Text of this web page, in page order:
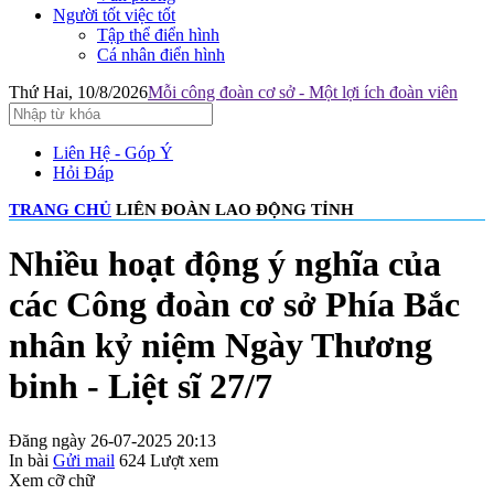
Người tốt việc tốt
Tập thể điển hình
Cá nhân điển hình
Thứ Hai, 10/8/2026Mỗi công đoàn cơ sở - Một lợi ích đoàn viên
Liên Hệ - Góp Ý
Hỏi Đáp
TRANG CHỦ LIÊN ĐOÀN LAO ĐỘNG TỈNH
Nhiều hoạt động ý nghĩa của
các Công đoàn cơ sở Phía Bắc
nhân kỷ niệm Ngày Thương
binh - Liệt sĩ 27/7
Đăng ngày 26-07-2025 20:13
In bài Gửi mail 624 Lượt xem
Xem cỡ chữ